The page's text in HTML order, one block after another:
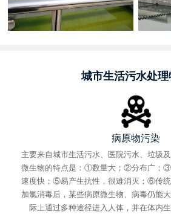
城市生活污水处理
病原物污染
主要来自城市生活污水、医院污水、垃圾
微生物的特点是：①数量大；②分布广；
速度快；⑤易产生抗性，很难消灭；⑥传
加氯消毒后，某些病原微生物、病毒仍能
际上通过多种途径进入人体，并在体内